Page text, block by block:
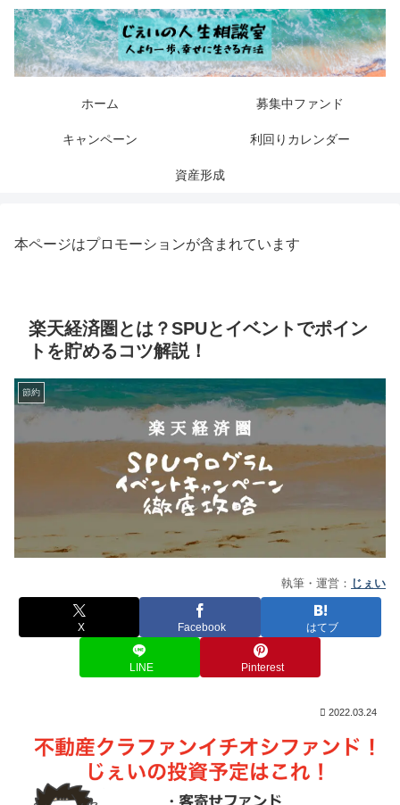
ホーム 募集中ファンド
キャンペーン 利回りカレンダー
資産形成
本ページはプロモーションが含まれています
楽天経済圏とは？SPUとイベントでポイン
トを貯めるコツ解説！
節約
執筆・運営： じぇい
X Facebook はてブ
LINE Pinterest
2022.03.24